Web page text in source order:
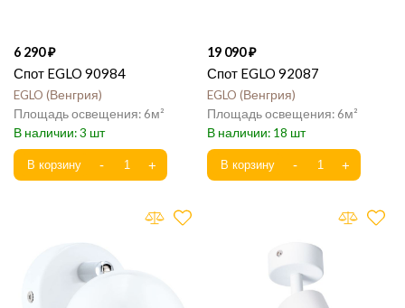
6 290
Спот EGLO 90984
EGLO Венгрия
6
3
19 090
Спот EGLO 92087
EGLO Венгрия
6
18